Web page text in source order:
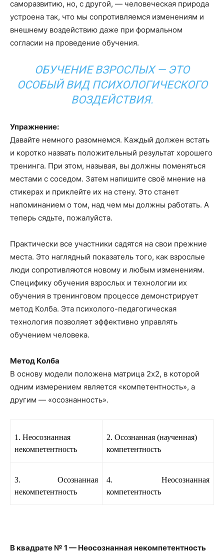
саморазвитию, но, с другой, — человеческая природа
устроена так, что мы сопротивляемся изменениям и
внешнему воздействию даже при формальном
согласии на проведение обучения.
ОБУЧЕНИЕ ВЗРОСЛЫХ — ЭТО
ОСОБЫЙ ВИД ПСИХОЛОГИЧЕСКОГО
ВОЗДЕЙСТВИЯ.
Упражнение:
Давайте немного разомнемся. Каждый должен встать
и коротко назвать положительный результат хорошего
тренинга. При этом, называя, вы должны поменяться
местами с соседом. Затем напишите своё мнение на
стикерах и приклейте их на стену. Это станет
напоминанием о том, над чем мы должны работать. А
теперь сядьте, пожалуйста.
Практически все участники садятся на свои прежние
места. Это наглядный показатель того, как взрослые
люди сопротивляются новому и любым изменениям.
Специфику обучения взрослых и технологии их
обучения в тренинговом процессе демонстрирует
метод Колба. Эта психолого-педагогическая
технология позволяет эффективно управлять
обучением человека.
Метод Колба
В основу модели положена матрица 2х2, в которой
одним измерением является «компетентность», а
другим — «осознанность».
1. Неосознанная
некомпетентность
2. Осознанная (наученная)
компетентность
3. Осознанная
некомпетентность
4. Неосознанная
компетентность
В квадрате № 1 — Неосознанная некомпетентность